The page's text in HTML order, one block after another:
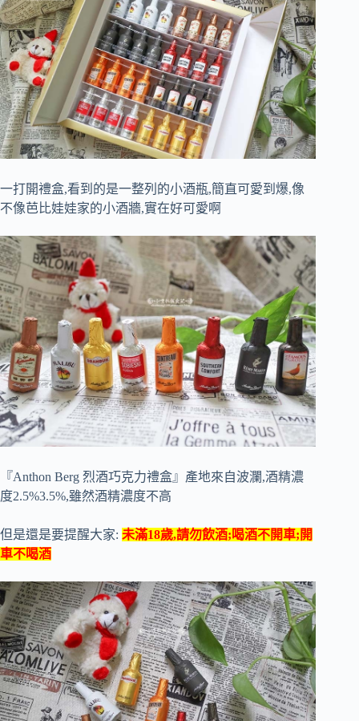
一打開禮盒,看到的是一整列的小酒瓶,簡直可愛到爆,像
不像芭比娃娃家的小酒牆,實在好可愛啊
『Anthon Berg 烈酒巧克力禮盒』產地來自波瀾,酒精濃
度2.5%3.5%,雖然酒精濃度不高
但是還是要提醒大家: 未滿18歲,請勿飲酒;喝酒不開車;開
車不喝酒